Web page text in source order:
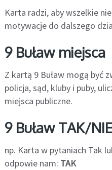
Karta radzi, aby wszelkie
motywacje do dalszego
9 Buław miejsca
Z kartą 9 Buław mogą być
policja, sąd, kluby i puby,
miejsca publiczne.
9 Buław TAK/NIE
np. Karta w pytaniach Tak
odpowie nam: TAK